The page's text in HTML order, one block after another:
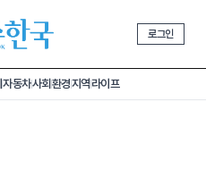
로그인
자동차사회환경지역라이프